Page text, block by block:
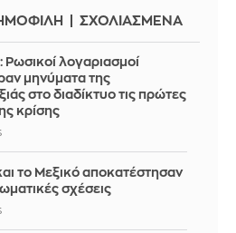
ΣΧΟΛΙΑΣΜΕΝΑ
λογαριασμοί
μηνύματα της
στο διαδίκτυο τις πρώτες
κρίσης
το Μεξικό αποκατέστησαν
σχέσεις